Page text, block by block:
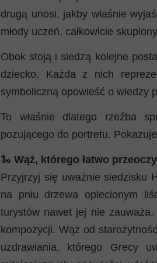
drugą unosi, jakby właśnie
młody uczeń, całkowicie
Obok stoją i siedzą kolejne
dziecko. Każda z nich
symboliczną opowieść o wiedzy
To właśnie dlatego rzeźba
pozującego do portretu.
🐍 Wąż, którego łatwo
Przyjrzyj się uważnie siedzisku
na pniu drzewa oplecionym
turystów nawet jej nie
kompozycji. Wąż od
uzdrawiania, którego Grecy